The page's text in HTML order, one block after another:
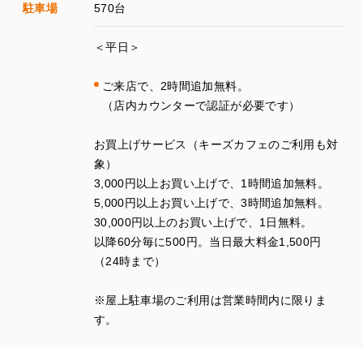
駐車場 570台
＜平日＞
ご来店で、 2時間追加無料。
（店内カウンターで認証が必要です）
お買上げサービス（キーズカフェのご利用も対
象）
3 000円以上お買い上げで、 1 時間追加無料。
5 000円以上お買い上げで、3時間追加無料。
30 ,000円以上のお買い上げで、 1 日無料。
以降60分毎に500円。当日最大料金1 ,500円
（24時まで）
※屋上駐車場のご利用は営業時間内に限りま
す。